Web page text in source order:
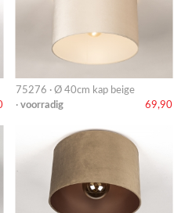
75276 · Ø 40cm kap beige
· voorradig 69,90